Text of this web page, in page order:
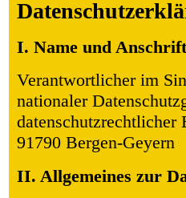
I. Name und
Verantwortlicher im
nationaler
datenschutzrechtlicher
91790 Bergen-Geyern
II. Allgemeines zur